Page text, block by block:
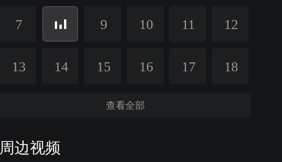
7 9 10 11 12
13 14 15 16 17 18
查看全部
周边视频